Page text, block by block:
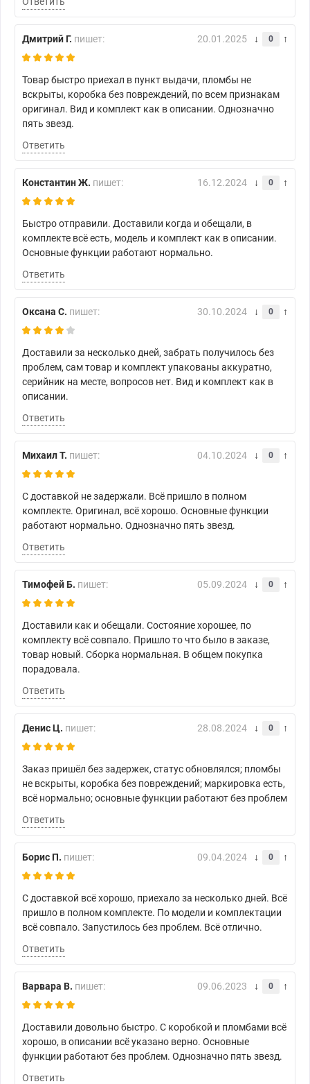
Дмитрий Г. пишет: 20.01.2025 0
Товар быстро приехал в пункт выдачи, пломбы не
вскрыты, коробка без повреждений, по всем признакам
оригинал. Вид и комплект как в описании. Однозначно
пять звезд.
Ответить
Константин Ж. пишет: 16.12.2024 0
Быстро отправили. Доставили когда и обещали, в
комплекте всё есть, модель и комплект как в описании.
Основные функции работают нормально.
Ответить
Оксана С. пишет: 30.10.2024 0
Доставили за несколько дней, забрать получилось без
проблем, сам товар и комплект упакованы аккуратно,
серийник на месте, вопросов нет. Вид и комплект как в
описании.
Ответить
Михаил Т. пишет: 04.10.2024 0
С доставкой не задержали. Всё пришло в полном
комплекте. Оригинал, всё хорошо. Основные функции
работают нормально. Однозначно пять звезд.
Ответить
Тимофей Б. пишет: 05.09.2024 0
Доставили как и обещали. Состояние хорошее, по
комплекту всё совпало. Пришло то что было в заказе,
товар новый. Сборка нормальная. В общем покупка
порадовала.
Ответить
Денис Ц. пишет: 28.08.2024 0
Заказ пришёл без задержек, статус обновлялся; пломбы
не вскрыты, коробка без повреждений; маркировка есть,
всё нормально; основные функции работают без проблем
Ответить
Борис П. пишет: 09.04.2024 0
С доставкой всё хорошо, приехало за несколько дней. Всё
пришло в полном комплекте. По модели и комплектации
всё совпало. Запустилось без проблем. Всё отлично.
Ответить
Варвара В. пишет: 09.06.2023 0
Доставили довольно быстро. С коробкой и пломбами всё
хорошо, в описании всё указано верно. Основные
функции работают без проблем. Однозначно пять звезд.
Ответить